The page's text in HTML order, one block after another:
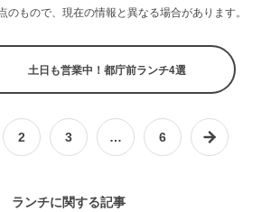
のもので、現在の情報と異なる場合があります。
土日も営業中！都庁前ランチ4選
2 3 … 6
ランチに関する記事